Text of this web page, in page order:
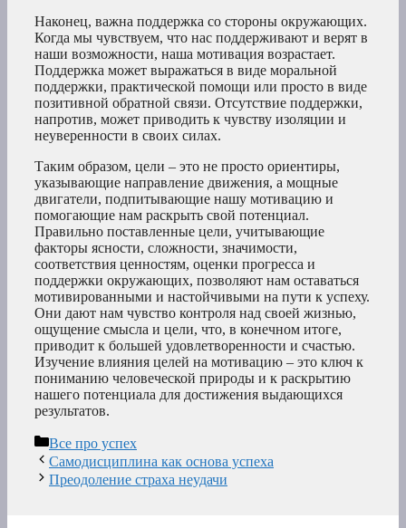
Наконец, важна поддержка со стороны окружающих.
Когда мы чувствуем, что нас поддерживают и верят в
наши возможности, наша мотивация возрастает.
Поддержка может выражаться в виде моральной
поддержки, практической помощи или просто в виде
позитивной обратной связи. Отсутствие поддержки,
напротив, может приводить к чувству изоляции и
неуверенности в своих силах.
Таким образом, цели – это не просто ориентиры,
указывающие направление движения, а мощные
двигатели, подпитывающие нашу мотивацию и
помогающие нам раскрыть свой потенциал.
Правильно поставленные цели, учитывающие
факторы ясности, сложности, значимости,
соответствия ценностям, оценки прогресса и
поддержки окружающих, позволяют нам оставаться
мотивированными и настойчивыми на пути к успеху.
Они дают нам чувство контроля над своей жизнью,
ощущение смысла и цели, что, в конечном итоге,
приводит к большей удовлетворенности и счастью.
Изучение влияния целей на мотивацию – это ключ к
пониманию человеческой природы и к раскрытию
нашего потенциала для достижения выдающихся
результатов.
Рубрики
Все про успех
Самодисциплина как основа успеха
Преодоление страха неудачи